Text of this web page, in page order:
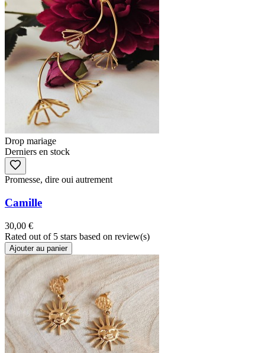
Drop mariage
Derniers en stock
Promesse, dire oui autrement
Camille
30,00 €
Rated out of 5 stars based on review(s)
Ajouter au panier